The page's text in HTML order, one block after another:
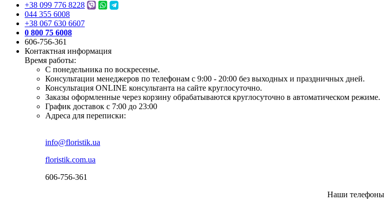
+38 099 776 8228
044 355 6008
+38 067 630 6607
0 800 75 6008
606-756-361
Контактная информация
Время работы:
С понедельника по воскресенье.
Консультации менеджеров по телефонам с 9:00 - 20:00 без выходных и праздничных дней.
Консультация ONLINE консультанта на сайте круглосуточно.
Заказы оформленные через корзину обрабатываются круглосуточно в автоматическом режиме.
График доставок с 7:00 до 23:00
Адреса для переписки:
info@floristik.ua
floristik.com.ua
606-756-361
Наши телефоны